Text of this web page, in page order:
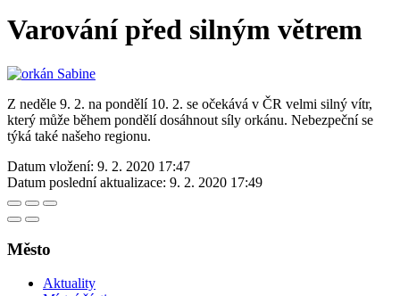
Varování před silným větrem
Z neděle 9. 2. na pondělí 10. 2. se očekává v ČR velmi silný vítr,
který může během pondělí dosáhnout síly orkánu. Nebezpeční se
týká také našeho regionu.
Datum vložení: 9. 2. 2020 17:47
Datum poslední aktualizace: 9. 2. 2020 17:49
Město
Aktuality